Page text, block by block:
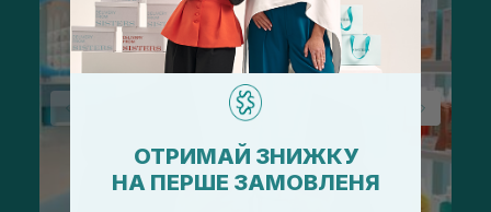
ОТРИМАЙ ЗНИЖКУ
НА ПЕРШЕ ЗАМОВЛЕНЯ